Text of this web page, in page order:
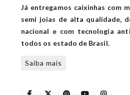
Já entregamos caixinhas com
semi joias de alta qualidade,
nacional e com tecnologia
todos os estado de Brasil.
Saiba mais